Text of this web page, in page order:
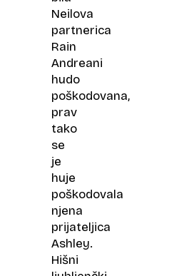
Neilova
partnerica
Rain
Andreani
hudo
poškodovana,
prav
tako
se
je
huje
poškodovala
njena
prijateljica
Ashley.
Hišni